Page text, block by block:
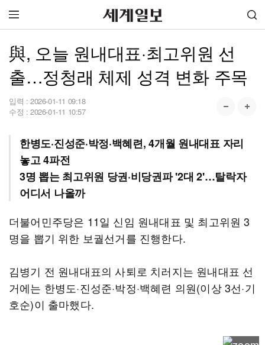
與, 오늘 원내대표·최고위원 선
출…정청래 체제 성격 변화 주목
입력 : 2026-01-11 09:18
수정 : 2026-01-11 10:57
한병도·진성준·박정·백혜련, 4개월 원내대표 자리
놓고 4파전
3명 뽑는 최고위원 당권·비당권파 '2대 2'…탈락자
어디서 나올까
더불어민주당은 11일 신임 원내대표 및 최고위원 3
명을 뽑기 위한 보궐선거를 진행한다.
김병기 전 원내대표의 사퇴로 치러지는 원내대표 선
거에는 한병도·진성준·박정·백혜련 의원(이상 3선·기
호순)이 출마했다.